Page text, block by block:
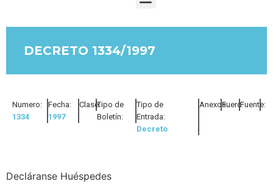
DECRETO 1334/1997
Numero:
1334
Fecha:
1997
Clase:Tipo de
Boletín:
Tipo de
Entrada:
Decreto
Anexos:Fuero:Fuente:
Decláranse Huéspedes